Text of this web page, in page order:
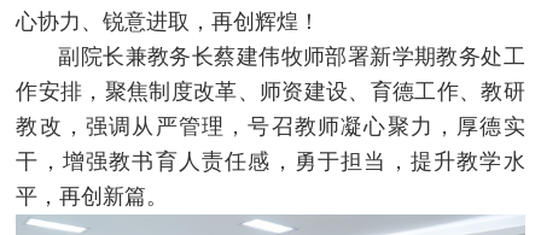
心协力、锐意进取，再创辉煌！
副院长兼教务长蔡建伟牧师部署新学期教务处工
作安排，聚焦制度改革、师资建设、育德工作、教研
教改，强调从严管理，号召教师凝心聚力，厚德实
干，增强教书育人责任感，勇于担当，提升教学水
平，再创新篇。